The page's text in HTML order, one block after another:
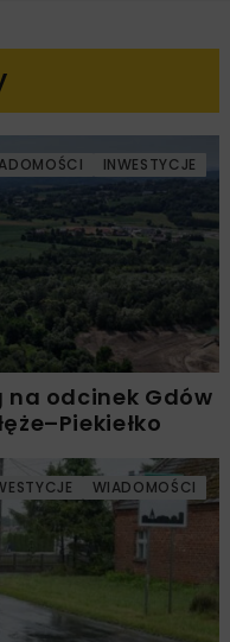
INWESTYCJE
na odcinek Gdów
WIADOMOŚCI